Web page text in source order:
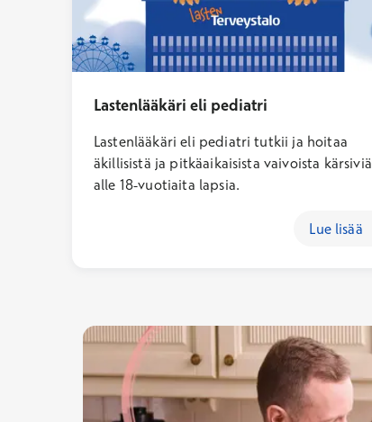
Lastenlääkäri eli pediatri
Lastenlääkäri eli pediatri tutkii ja hoitaa
äkillisistä ja pitkäaikaisista vaivoista kärsiviä
alle 18-vuotiaita lapsia.
Lue lisää